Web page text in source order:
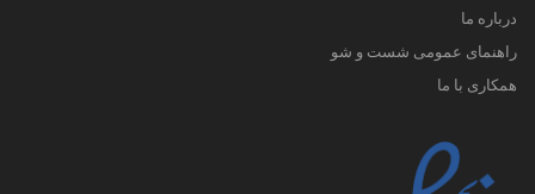
درباره ما
راهنمای عمومی شست و شو
همکاری با ما